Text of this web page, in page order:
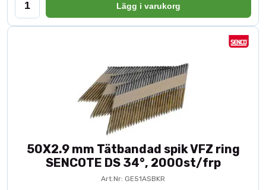
Lägg i varukorg
50X2.9 mm Tätbandad spik VFZ ring
SENCOTE DS 34°, 2000st/frp
Art.Nr: GE51ASBKR